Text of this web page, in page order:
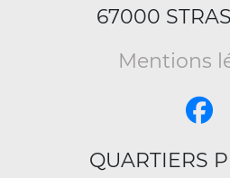
67000
Mentions
QUARTIERS